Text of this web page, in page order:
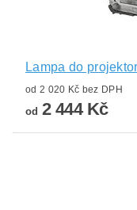
Lampa do
od 2 020 Kč bez DPH
od 2 444 Kč